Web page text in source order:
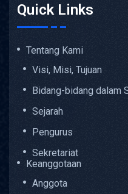
Quick Links
Tentang Kami
Visi, Misi, Tujuan
Bidang-bidang dalam
Sejarah
Pengurus
Sekretariat
Keanggotaan
Anggota